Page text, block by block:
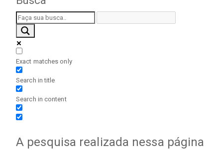
Exact matches only
Search in title
Search in content
A pesquisa realizada nessa página